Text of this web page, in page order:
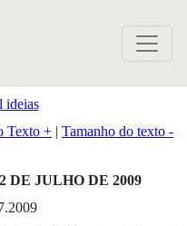
Texto + | Tamanho do texto -
DE JULHO DE 2009